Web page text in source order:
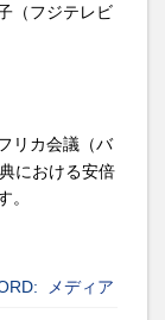
（フジテレビ
リカ会議（バ
における安倍
。
メディア